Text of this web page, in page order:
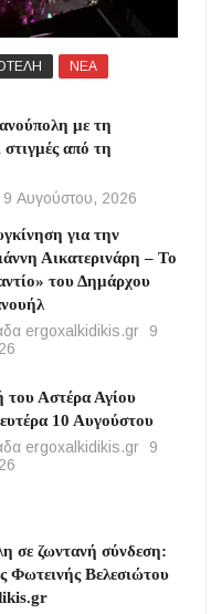
ΝΕΑ
με τη
από τη
9 Αυγούστου, 2026
για την
Αικατερινάρη – Το
του Δημάρχου
ergoxalkidikis.gr
9
του Αστέρα Αγίου
10 Αυγούστου
ergoxalkidikis.gr
9
σε ζωντανή σύνδεση:
Φωτεινής Βελεσιώτου